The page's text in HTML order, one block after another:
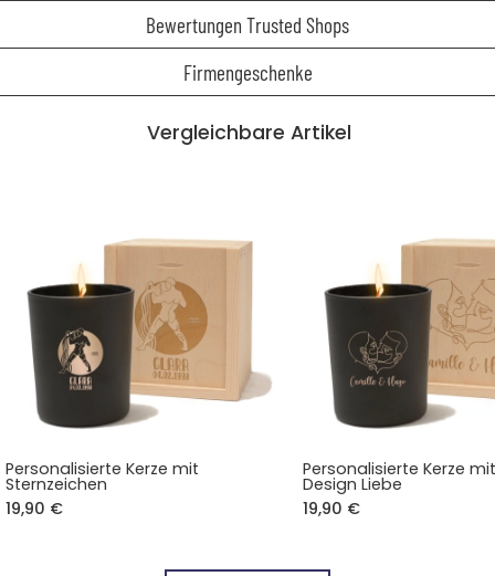
Bewertungen Trusted Shops
Firmengeschenke
Vergleichbare Artikel
Personalisierte Kerze mit
Sternzeichen
19,90 €
Personalisierte Kerze
Design Liebe
19,90 €